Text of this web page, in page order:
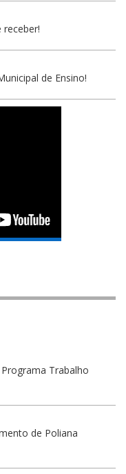
de Ensino!
Trabalho
de Poliana